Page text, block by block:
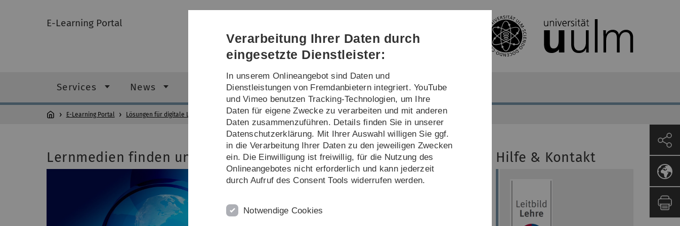
Direkt
Direkt
Direkt
(Sprache,
Drucken,
Social
Direkt
Direkt
E-Learning Portal
Services News Lösungen für digitale Lehre
E-Learning Portal Lösungen für digitale Lehre Lernmedien finden und in der Lehre einsetzen
Lernmedien finden und in der Lehre einsetzen
Auf dieser Seite haben wir für Sie Anleitungen und
das ThemaLehrvideos
Hilfe & Kontakt
Verarbeitung Ihrer Daten durch
eingesetzte Dienstleister:
In unserem Onlineangebot sind Daten und
Dienstleistungen von Fremdanbietern integriert. YouTube
und Vimeo benutzen Tracking-Technologien, um Ihre
Daten für eigene Zwecke zu verarbeiten und mit anderen
Daten zusammenzuführen. Details finden Sie in unserer
Datenschutzerklärung. Mit Ihrer Auswahl willigen Sie ggf.
in die Verarbeitung Ihrer Daten zu den jeweiligen Zwecken
ein. Die Einwilligung ist freiwillig, für die Nutzung des
Onlineangebotes nicht erforderlich und kann jederzeit
durch Aufruf des Consent Tools widerrufen werden.
Notwendige Cookies